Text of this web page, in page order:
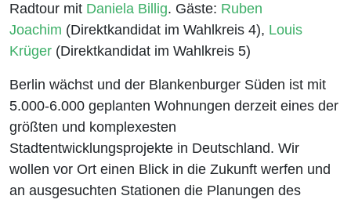
Radtour mit Daniela Billig. Gäste: Ruben
Joachim (Direktkandidat im Wahlkreis 4), Louis
Krüger (Direktkandidat im Wahlkreis 5)
Berlin wächst und der Blankenburger Süden ist mit
5.000-6.000 geplanten Wohnungen derzeit eines der
größten und komplexesten
Stadtentwicklungsprojekte in Deutschland. Wir
wollen vor Ort einen Blick in die Zukunft werfen und
an ausgesuchten Stationen die Planungen des